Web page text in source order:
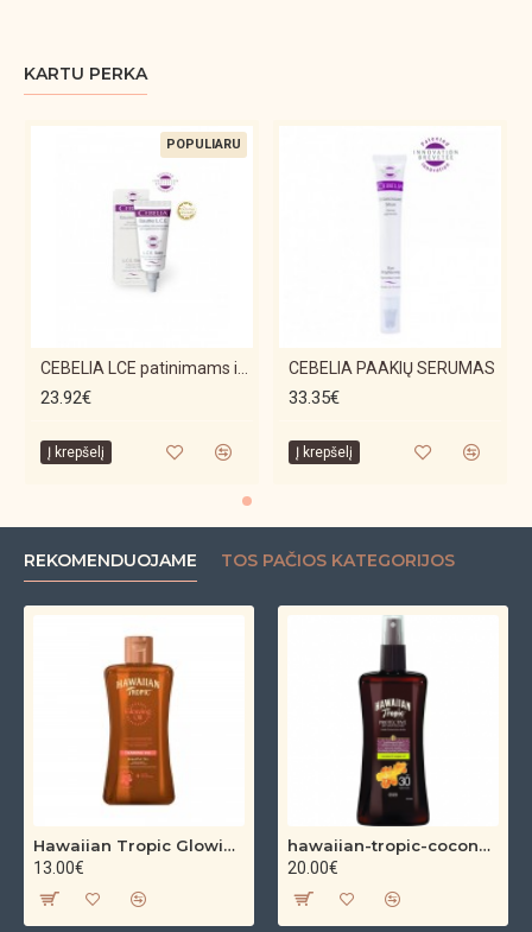
KARTU PERKA
POPULIARU
23.92€
Į krepšelį
CEBELIA PAAKIŲ SERUMAS
33.35€
Į krepšelį
REKOMENDUOJAME TOS PAČIOS KATEGORIJOS
Hawaiian Tropic Glowing Oil – bronzinantis kūno aliejus su spindesiu (200 ml)
13.00€
hawaiian-tropic-coconut-argan-dry-oil-spf-30-spray-200ml
20.00€